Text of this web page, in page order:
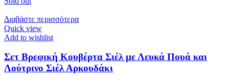
Διαβάστε περισσότερα
Quick view
Add to wishlist
Σετ Βρεφική Κουβέρτα Σιέλ με Λευκά Πουά και
Λούτρινο Σιέλ Αρκουδάκι